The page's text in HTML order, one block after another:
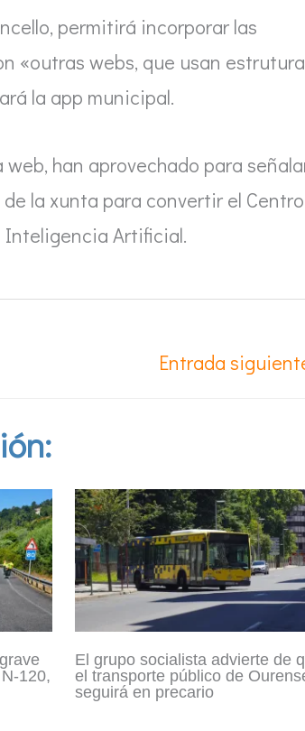
permitirá incorporar las
«outras webs, que usan
la app municipal.
han aprovechado para
la xunta para convertir el Centro
Artificial.
Entrada
120,
El grupo socialista advierte de
el transporte público de
seguirá en precario